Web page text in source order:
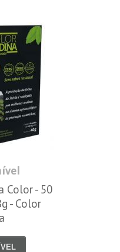
Color - 50
- Color